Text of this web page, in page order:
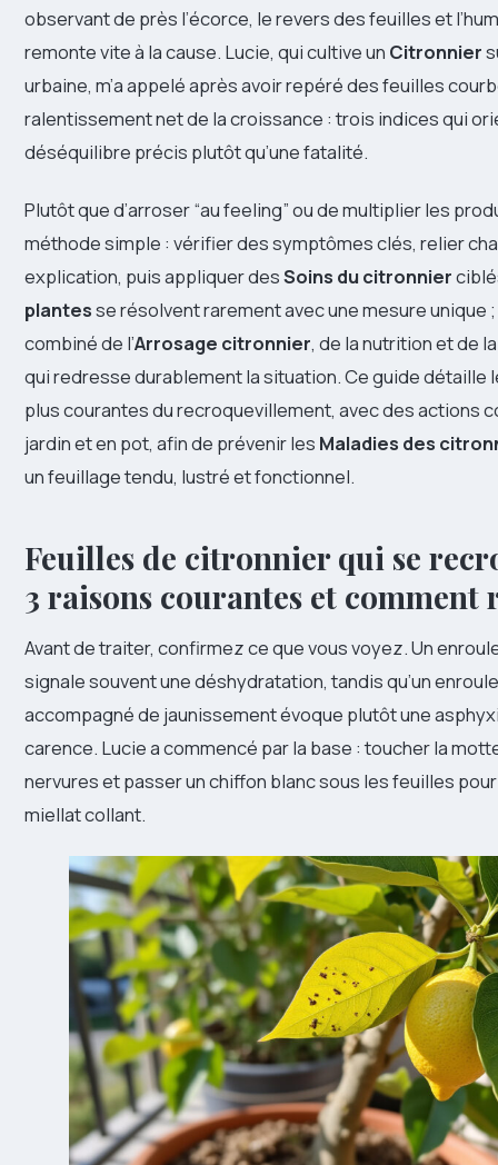
observant de près l’écorce, le revers des feuilles et
remonte vite à la cause. Lucie, qui cultive un Citronnier
urbaine, m’a appelé après avoir repéré des feuilles
ralentissement net de la croissance : trois indices qui
déséquilibre précis plutôt qu’une fatalité.
Plutôt que d’arroser “au feeling” ou de multiplier les
méthode simple : vérifier des symptômes clés, relier
explication, puis appliquer desSoins du citronnier
plantesse résolvent rarement avec une mesure unique ;
combiné de l’Arrosage citronnier, de la nutrition et de
qui redresse durablement la situation. Ce guide détaille
plus courantes du recroquevillement, avec des actions
jardin et en pot, afin de prévenir les Maladies des
un feuillage tendu, lustré et fonctionnel.
Feuilles de citronnier qui se
3 raisons courantes et comment
Avant de traiter, confirmez ce que vous voyez. Un
signale souvent une déshydratation, tandis qu’un
accompagné de jaunissement évoque plutôt une
carence. Lucie a commencé par la base : toucher la
nervures et passer un chiffon blanc sous les feuilles
miellat collant.